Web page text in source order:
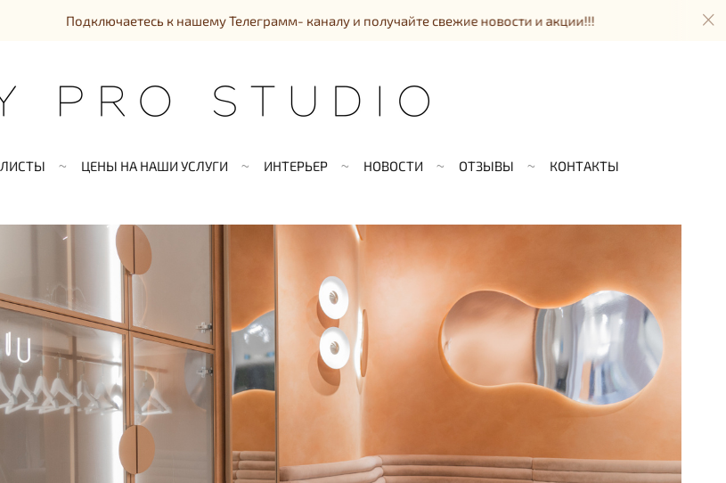
ЦЕНЫ НА НАШИ УСЛУГИ ИНТЕРЬЕР НОВОСТИ ОТЗЫВЫ КОНТАКТЫ
к нашему Телеграмм- каналу и получайте свежие новости и акции!!! Подключаетесь к